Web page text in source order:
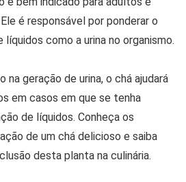
é responsável por ponderar o
como a urina no organismo.
na geração de urina, o chá ajudará
em casos em que se tenha
de líquidos. Conheça os
de um chá delicioso e saiba
desta planta na culinária.